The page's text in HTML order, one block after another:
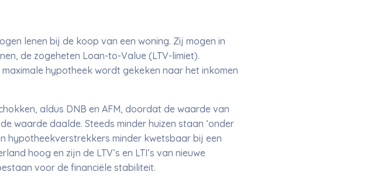
lenen bij de koop van een woning. Zij mogen in
de zogeheten Loan-to-Value (LTV-limiet).
hypotheek wordt gekeken naar het inkomen
aldus DNB en AFM, doordat de waarde van
waarde daalde. Steeds minder huizen staan ‘onder
hypotheekverstrekkers minder kwetsbaar bij een
hoog en zijn de LTV’s en LTI’s van nieuwe
voor de financiële stabiliteit.